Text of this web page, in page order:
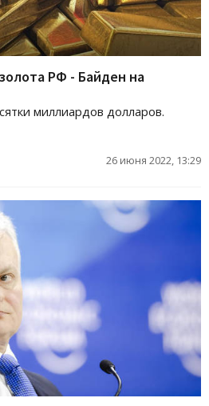
РФ - Байден на
миллиардов долларов.
26 июня 2022, 13:29